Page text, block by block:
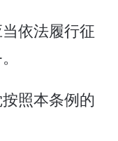
依法履行征
照本条例的